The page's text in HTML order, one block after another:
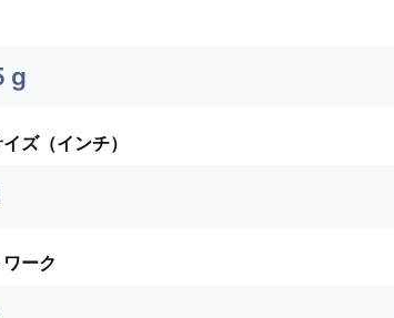
g
ズ（インチ）
ーク